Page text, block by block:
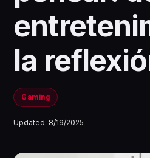
la
Gaming
Updated: 8/19/2025